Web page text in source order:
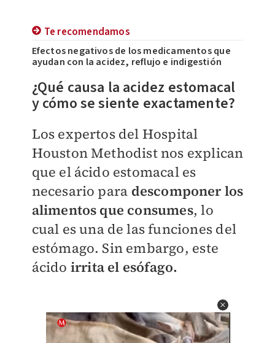
Te recomendamos
Efectos negativos de los medicamentos que
ayudan con la acidez, reflujo e indigestión
¿Qué causa la acidez estomacal
y cómo se siente exactamente?
Los expertos del Hospital
Houston Methodist nos explican
que el ácido estomacal es
necesario para descomponer los
alimentos que consumes, lo
cual es una de las funciones del
estómago. Sin embargo, este
ácido irrita el esófago.